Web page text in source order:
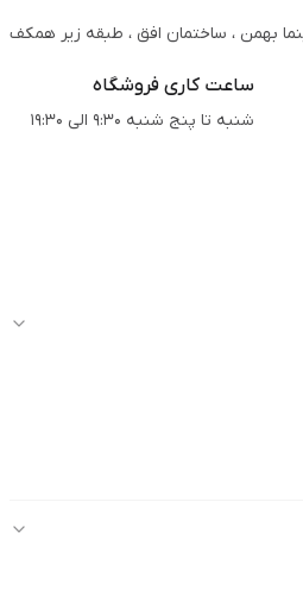
بهمن ، ساختمان افق ، طبقه زیر همکف
ساعت کاری فروشگاه
شنبه تا پنج شنبه 9:30 الی 19:30